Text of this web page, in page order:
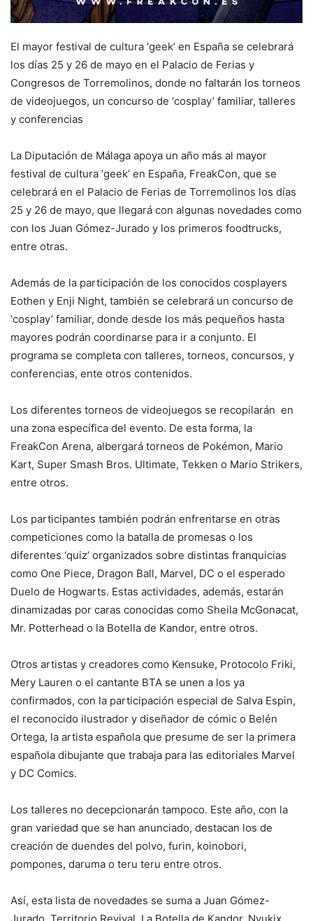
El mayor festival de cultura ‘geek’ en España se celebrará
los días 25 y 26 de mayo en el Palacio de Ferias y
Congresos de Torremolinos, donde no faltarán los torneos
de videojuegos, un concurso de ‘cosplay’ familiar, talleres
y conferencias
La Diputación de Málaga apoya un año más al mayor
festival de cultura ‘geek’ en España, FreakCon, que se
celebrará en el Palacio de Ferias de Torremolinos los días
25 y 26 de mayo, que llegará con algunas novedades como
con los Juan Gómez-Jurado y los primeros foodtrucks,
entre otras.
Además de la participación de los conocidos cosplayers
Eothen y Enji Night, también se celebrará un concurso de
‘cosplay’ familiar, donde desde los más pequeños hasta
mayores podrán coordinarse para ir a conjunto. El
programa se completa con talleres, torneos, concursos, y
conferencias, ente otros contenidos.
Los diferentes torneos de videojuegos se recopilarán en
una zona específica del evento. De esta forma, la
FreakCon Arena, albergará torneos de Pokémon, Mario
Kart, Super Smash Bros. Ultimate, Tekken o Mario Strikers,
entre otros.
Los participantes también podrán enfrentarse en otras
competiciones como la batalla de promesas o los
diferentes ‘quiz’ organizados sobre distintas franquicias
como One Piece, Dragon Ball, Marvel, DC o el esperado
Duelo de Hogwarts. Estas actividades, además, estarán
dinamizadas por caras conocidas como Sheila McGonacat,
Mr. Potterhead o la Botella de Kandor, entre otros.
Otros artistas y creadores como Kensuke, Protocolo Friki,
Mery Lauren o el cantante BTA se unen a los ya
confirmados, con la participación especial de Salva Espin,
el reconocido ilustrador y diseñador de cómic o Belén
Ortega, la artista española que presume de ser la primera
española dibujante que trabaja para las editoriales Marvel
y DC Comics.
Los talleres no decepcionarán tampoco. Este año, con la
gran variedad que se han anunciado, destacan los de
creación de duendes del polvo, furin, koinobori,
pompones, daruma o teru teru entre otros.
Así, esta lista de novedades se suma a Juan Gómez-